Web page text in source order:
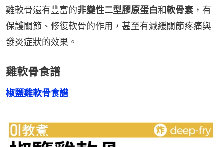
雞軟骨還有豐富的非變性二型膠原蛋白和軟骨素 ，有
保護關節、修復軟骨的作用，甚至有減緩關節疼痛與
發炎症狀的效果。
雞軟骨食譜
椒鹽雞軟骨食譜